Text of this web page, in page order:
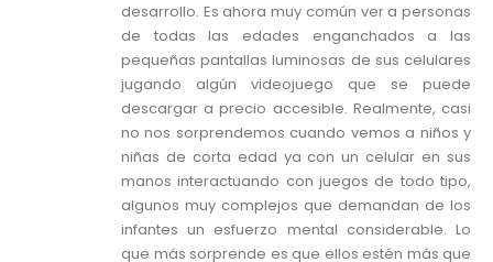
desarrollo. Es ahora muy común ver a personas
de todas las edades enganchados a las
pequeñas pantallas luminosas de sus celulares
jugando algún videojuego que se puede
descargar a precio accesible. Realmente, casi
no nos sorprendemos cuando vemos a niños y
niñas de corta edad ya con un celular en sus
manos interactuando con juegos de todo tipo,
algunos muy complejos que demandan de los
infantes un esfuerzo mental considerable. Lo
que más sorprende es que ellos estén más que